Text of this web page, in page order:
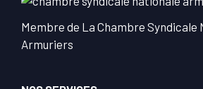
Membre de La Chambre Syndicale
Armuriers